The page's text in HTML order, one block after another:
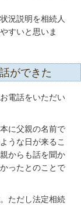
況説明を相続人
すいと思いま
ができた
電話をいただい
に父親の名前で
うな日が来るこ
からも話を聞か
ったとのことで
ただし法定相続